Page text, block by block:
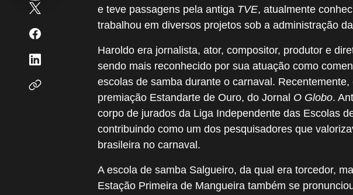
e teve passagens pela antiga TVE, atualmente
trabalhou em diversos projetos sob a administração da
Haroldo era jornalista, ator, compositor, produtor e
sendo mais reconhecido por sua atuação como
escolas de samba durante o carnaval.
premiação Estandarte de Ouro, do Jornal O Globo.
corpo de jurados da Liga Independente das Escolas
contribuindo como um dos pesquisadores que
brasileira no carnaval.
A escola de samba Salgueiro, da qual era torcedor,
Estação Primeira de Mangueira também se